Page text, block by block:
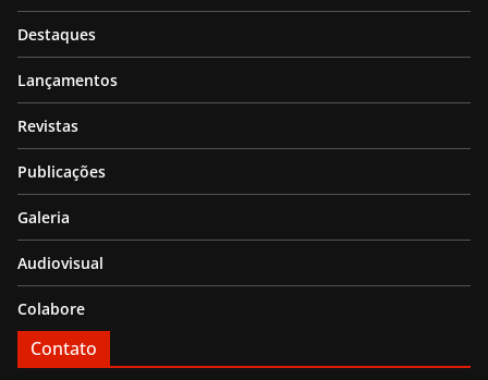
Destaques
Lançamentos
Revistas
Publicações
Galeria
Audiovisual
Colabore
Contato